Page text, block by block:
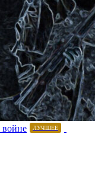
ЛУЧШЕЕ